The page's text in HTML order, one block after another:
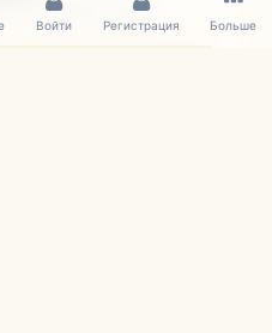
Войдите здесь.
Войти Регистрация Больше